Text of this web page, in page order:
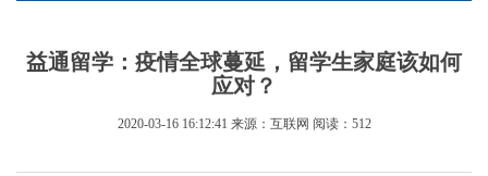
益通留学：疫情全球蔓延，留学生家庭该如何
应对？
2020-03-16 16:12:41 来源：互联网 阅读：512